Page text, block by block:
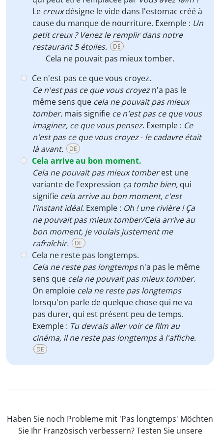
Le creuxdésigne le vide dans l'estomac créé à
cause du manque de nourriture. Exemple : Un
petit creux ? Venez le remplir dans notre
restaurant 5 étoiles.
DE
Cela ne pouvait pas mieux tomber.
Ce n'est pas ce que vous croyez.
Ce n'est pas ce que vous croyezn'a pas le
même sens que cela ne pouvait pas mieux
tomber, mais signifie ce n'est pas ce que vous
imaginez, ce que vous pensez. Exemple : Ce
n'est pas ce que vous croyez- le cadavreétait
là avant.
DE
Cela arrive au bon moment.
Cela ne pouvait pas mieux tomberest une
variante de l'expression ça tombe bien, qui
signifie cela arrive au bon moment, c'est
l'instant idéal. Exemple : Oh ! une rivière ! Ça
ne pouvait pas mieux tomber/Cela arrive au
bon moment, je voulais justement me
rafraîchir.
DE
Cela ne reste pas longtemps.
Cela ne reste pas longtempsn'a pas le même
sens que cela ne pouvait pas mieux tomber.
On emploie cela ne reste pas longtemps
lorsqu'on parle de quelque chose qui ne va
pas durer, qui est présent peu de temps.
Exemple : Tu devrais aller voir ce film au
cinéma, il ne reste pas longtemps à l'affiche.
DE
Haben Sie noch Probleme mit 'Pas longtemps' Möchten
Sie Ihr Französisch verbessern? Testen Sie unsere